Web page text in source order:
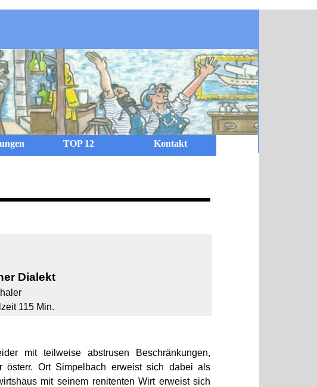
TOP 12 Kontakt
Dialekt
115 Min.
mit teilweise abstrusen Beschränkungen,
österr. Ort Simpelbach erweist sich dabei als
mit seinem renitenten Wirt erweist sich